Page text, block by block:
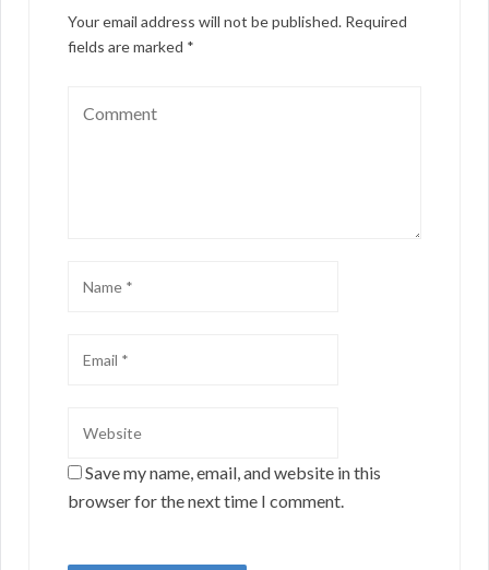
Your email address will not be published. Required
fields are marked *
Save my name, email, and website in this
browser for the next time I comment.